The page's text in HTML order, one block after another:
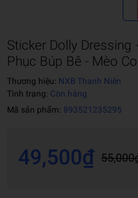
Sticker Dolly Dressing
Phục Búp Bê - Mèo
Thương hiệu: NXB Thanh Niên
Tình trạng: Còn hàng
Mã sản phẩm: 893521235295
49,500₫